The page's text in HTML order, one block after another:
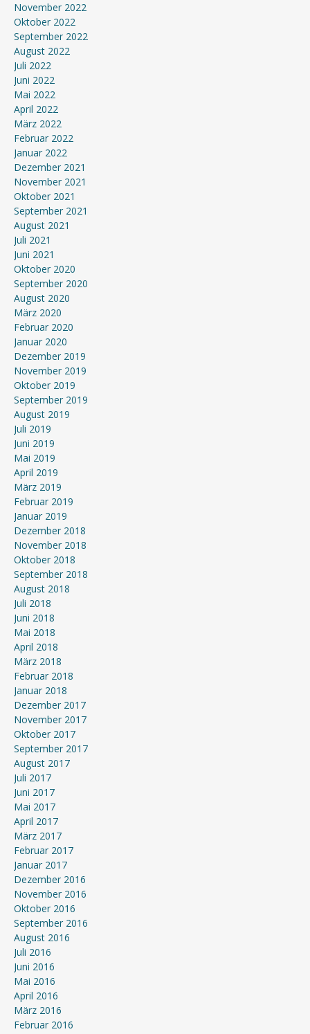
November 2022
Oktober 2022
September 2022
August 2022
Juli 2022
Juni 2022
Mai 2022
April 2022
März 2022
Februar 2022
Januar 2022
Dezember 2021
November 2021
Oktober 2021
September 2021
August 2021
Juli 2021
Juni 2021
Oktober 2020
September 2020
August 2020
März 2020
Februar 2020
Januar 2020
Dezember 2019
November 2019
Oktober 2019
September 2019
August 2019
Juli 2019
Juni 2019
Mai 2019
April 2019
März 2019
Februar 2019
Januar 2019
Dezember 2018
November 2018
Oktober 2018
September 2018
August 2018
Juli 2018
Juni 2018
Mai 2018
April 2018
März 2018
Februar 2018
Januar 2018
Dezember 2017
November 2017
Oktober 2017
September 2017
August 2017
Juli 2017
Juni 2017
Mai 2017
April 2017
März 2017
Februar 2017
Januar 2017
Dezember 2016
November 2016
Oktober 2016
September 2016
August 2016
Juli 2016
Juni 2016
Mai 2016
April 2016
März 2016
Februar 2016